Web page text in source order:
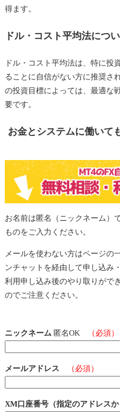
得ます。
ドル・コスト平均法につ
ドル・コスト平均法は、特に投
ることに自信がない方に推奨さ
の投資目標によっては、最適な
要です。
お金とシステムに働いて
お名前は匿名（ニックネーム）
ものをご入力ください。
メールを使わない方はページの
ンチャットを経由して申し込み
利用申し込み後のやり取りがで
のでご注意ください。
ニックネーム 匿名OK （必須）
メールアドレス （必須）
XM口座番号（指定のアドレスか